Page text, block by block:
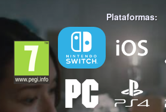
Plataformas: